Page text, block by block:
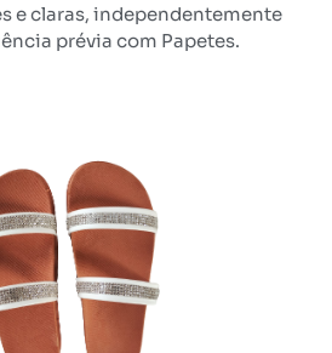
e claras, independentemente
prévia com Papetes.